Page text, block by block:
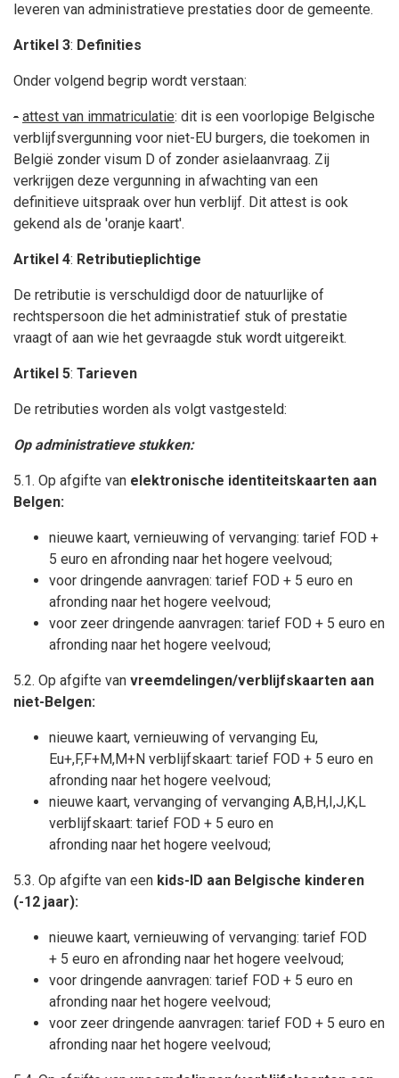
leveren van administratieve prestaties door de gemeente.
Artikel 3: Definities
Onder volgend begrip wordt verstaan:
- attest van immatriculatie: dit is een voorlopige Belgische
verblijfsvergunning voor niet-EU burgers, die toekomen in
België zonder visum D of zonder asielaanvraag. Zij
verkrijgen deze vergunning in afwachting van een
definitieve uitspraak over hun verblijf. Dit attest is ook
gekend als de 'oranje kaart'.
Artikel 4: Retributieplichtige
De retributie is verschuldigd door de natuurlijke of
rechtspersoon die het administratief stuk of prestatie
vraagt of aan wie het gevraagde stuk wordt uitgereikt.
Artikel 5: Tarieven
De retributies worden als volgt vastgesteld:
Op administratieve stukken:
5.1. Op afgifte van elektronische identiteitskaarten aan
Belgen:
nieuwe kaart, vernieuwing of vervanging: tarief FOD +
5 euro en afronding naar het hogere veelvoud;
voor dringende aanvragen: tarief FOD + 5 euro en
afronding naar het hogere veelvoud;
voor zeer dringende aanvragen: tarief FOD + 5 euro en
afronding naar het hogere veelvoud;
5.2. Op afgifte van vreemdelingen/verblijfskaarten aan
niet-Belgen:
nieuwe kaart, vernieuwing of vervanging Eu,
Eu+,F,F+M,M+N verblijfskaart: tarief FOD + 5 euro en
afronding naar het hogere veelvoud;
nieuwe kaart, vervanging of vervanging A,B,H,I,J,K,L
verblijfskaart: tarief FOD + 5 euro en
afronding naar het hogere veelvoud;
5.3. Op afgifte van een kids-ID aan Belgische kinderen
(-12 jaar):
nieuwe kaart, vernieuwing of vervanging: tarief FOD
+ 5 euro en afronding naar het hogere veelvoud;
voor dringende aanvragen: tarief FOD + 5 euro en
afronding naar het hogere veelvoud;
voor zeer dringende aanvragen: tarief FOD + 5 euro en
afronding naar het hogere veelvoud;